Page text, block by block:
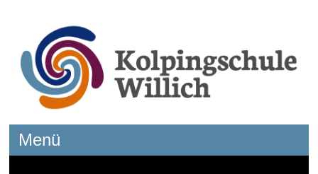
Kolpingschule Willich
Menü